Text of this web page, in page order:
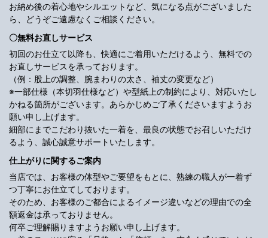
お納め後の着心地やシルエットなど、気になる点がございました
ら、どうぞご遠慮なくご相談ください。
〇無料お直しサービス
初回のお仕立て以降も、快適にご着用いただけるよう、無料での
お直しサービスを承っております。
（例：股上の調整、腕まわりの太さ、袖丈の変更など）
※一部仕様（本切羽仕様など）や型紙上の制約により、対応いたし
かねる箇所がございます。あらかじめご了承くださいますようお
願い申し上げます。
細部にまでこだわり抜いた一着を、最良の状態でお召しいただけ
るよう、誠心誠意サポートいたします。
仕上がりに関するご案内
当店では、お客様の体型やご要望をもとに、熟練の職人が一着ず
つ丁寧にお仕立てしております。
そのため、お客様のご都合によるイメージ違いなどの理由での全
額返金は承っておりません。
何卒ご理解賜りますようお願い申し上げます。